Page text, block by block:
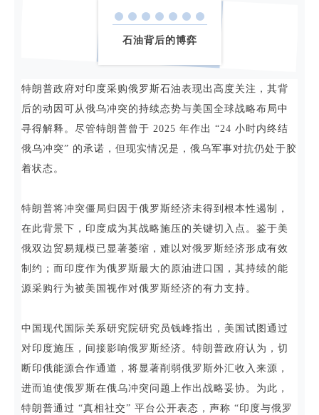
石油背后的博弈
特朗普政府对印度采购俄罗斯石油表现出高度关注，其背
后的动因可从俄乌冲突的持续态势与美国全球战略布局中
寻得解释。尽管特朗普曾于 2025 年作出 “24 小时内终结
俄乌冲突” 的承诺，但现实情况是，俄乌军事对抗仍处于胶
着状态。
特朗普将冲突僵局归因于俄罗斯经济未得到根本性遏制，
在此背景下，印度成为其战略施压的关键切入点。鉴于美
俄双边贸易规模已显著萎缩，难以对俄罗斯经济形成有效
制约；而印度作为俄罗斯最大的原油进口国，其持续的能
源采购行为被美国视作对俄罗斯经济的有力支持。
中国现代国际关系研究院研究员钱峰指出，美国试图通过
对印度施压，间接影响俄罗斯经济。特朗普政府认为，切
断印俄能源合作通道，将显著削弱俄罗斯外汇收入来源，
进而迫使俄罗斯在俄乌冲突问题上作出战略妥协。为此，
特朗普通过 “真相社交” 平台公开表态，声称 “印度与俄罗